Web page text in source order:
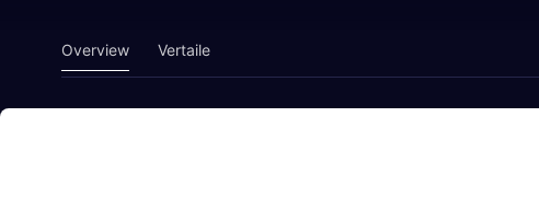
Overview Vertaile